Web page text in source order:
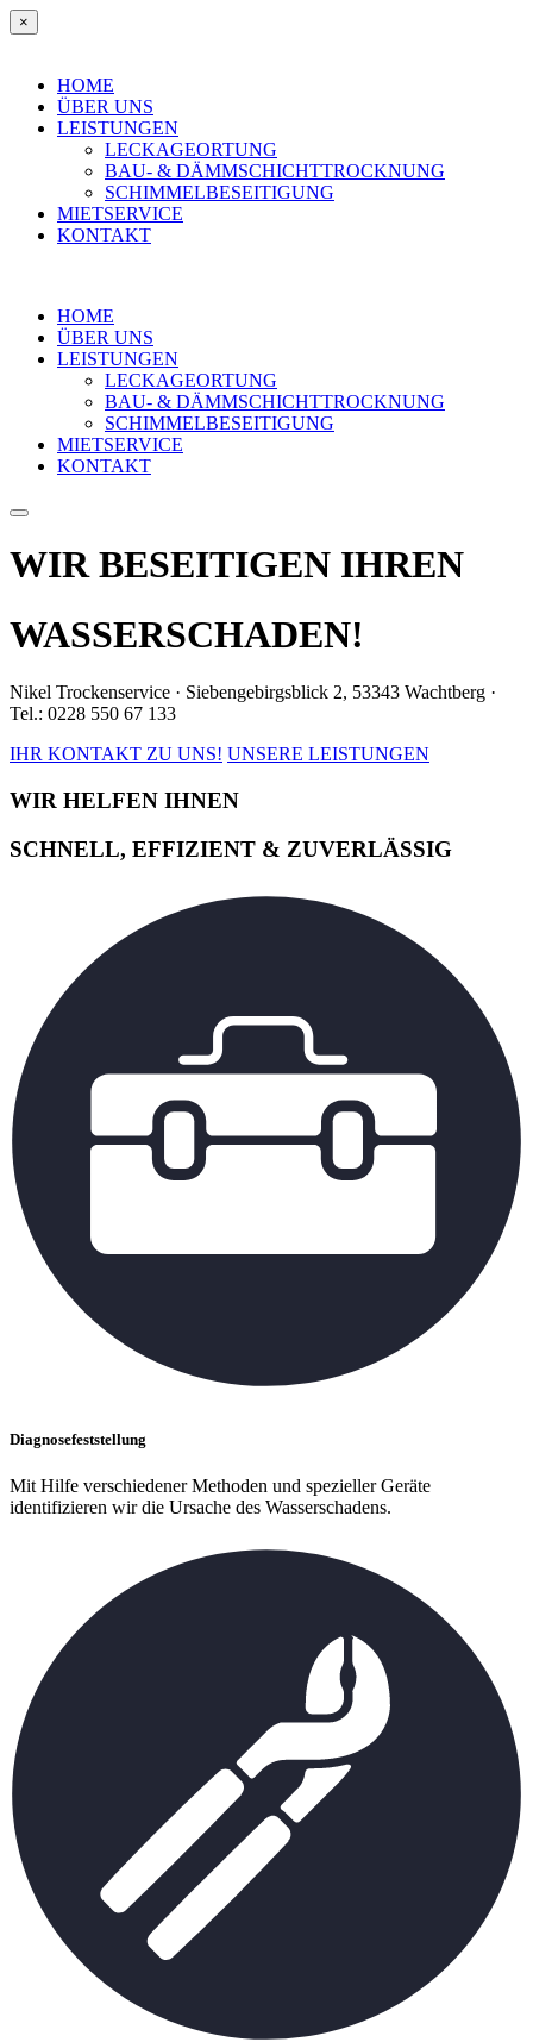
×
HOME
ÜBER UNS
LEISTUNGEN
LECKAGEORTUNG
BAU- & DÄMMSCHICHTTROCKNUNG
SCHIMMELBESEITIGUNG
MIETSERVICE
KONTAKT
HOME
ÜBER UNS
LEISTUNGEN
LECKAGEORTUNG
BAU- & DÄMMSCHICHTTROCKNUNG
SCHIMMELBESEITIGUNG
MIETSERVICE
KONTAKT
WIR BESEITIGEN IHREN
WASSERSCHADEN!
Nikel Trockenservice · Siebengebirgsblick 2, 53343 Wachtberg ·
Tel.: 0228 550 67 133
IHR KONTAKT ZU UNS! UNSERE LEISTUNGEN
WIR HELFEN IHNEN
SCHNELL, EFFIZIENT & ZUVERLÄSSIG
Diagnosefeststellung
Mit Hilfe verschiedener Methoden und spezieller Geräte
identifizieren wir die Ursache des Wasserschadens.